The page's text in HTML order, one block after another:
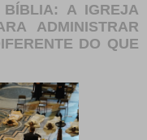
A IGREJA
ADMINISTRAR
DO QUE